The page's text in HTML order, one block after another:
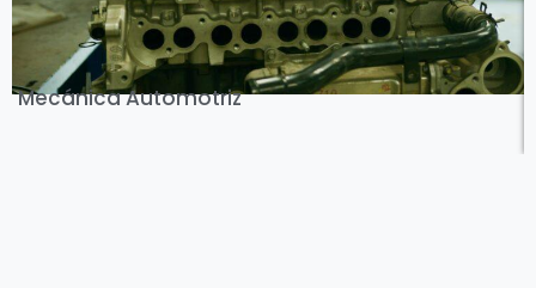
Mecánica Automotriz
Ver Curso